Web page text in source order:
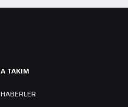
A TAKIM
HABERLER